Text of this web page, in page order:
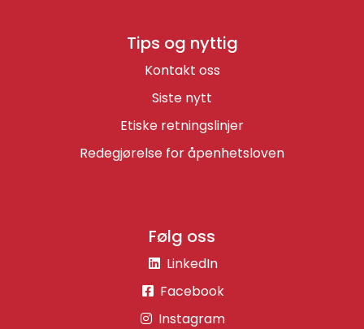
Tips og nyttig
Kontakt oss
Siste nytt
Etiske retningslinjer
Redegjørelse for åpenhetsloven
Følg oss
LinkedIn
Facebook
Instagram